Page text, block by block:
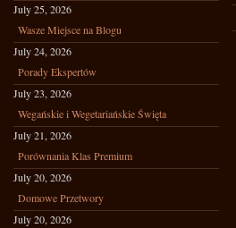
July 25, 2026
Wasze Miejsce na Blogu
July 24, 2026
Porady Ekspertów
July 23, 2026
Wegańskie i Wegetariańskie Święta
July 21, 2026
Porównania Klas Premium
July 20, 2026
Domowe Przetwory
July 20, 2026